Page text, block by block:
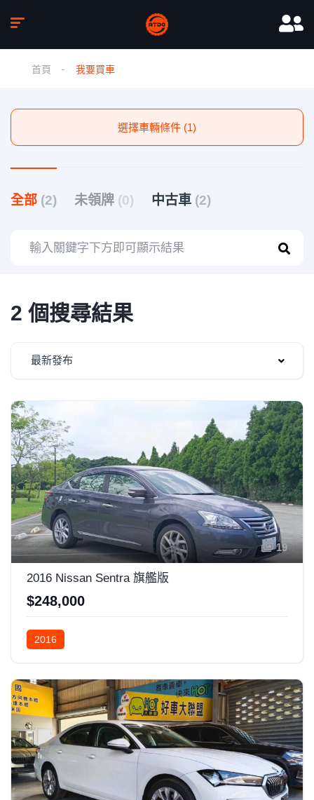
首頁 我要買車
選擇車輛條件 (1)
全部 (2) 未領牌 (0) 中古車 (2)
2 個搜尋結果
最新發布
19
2016 Nissan Sentra 旗艦版
$248,000
2016